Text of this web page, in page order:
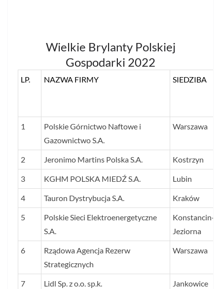
Wielkie Brylanty Polskiej
Gospodarki 2022
LP. NAZWA FIRMY SIEDZIBA
1
Polskie Górnictwo Naftowe i
Gazownictwo S.A.
Warszawa
2 Jeronimo Martins Polska S.A. Kostrzyn
3 KGHM POLSKA MIEDŹ S.A. Lubin
4 Tauron Dystrybucja S.A. Kraków
5
Polskie Sieci Elektroenergetyczne
S.A.
Konstancin-
Jeziorna
6
Rządowa Agencja Rezerw
Strategicznych
Warszawa
7 Lidl Sp. z o.o. sp.k. Jankowice